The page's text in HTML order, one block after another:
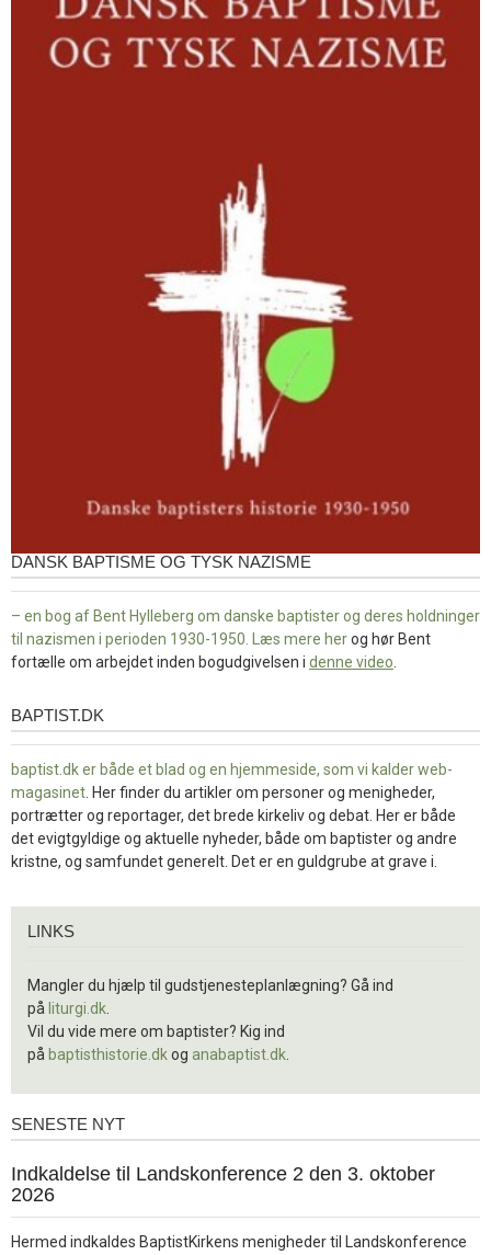
DANSK BAPTISME OG TYSK NAZISME
– en bog af Bent Hylleberg om danske baptister og deres holdninger
til nazismen i perioden 1930-1950. Læs mere herog hør Bent
fortælle om arbejdet inden bogudgivelsen i denne video
baptist.dk
BAPTIST.DK
baptist.dk er både et blad og en hjemmeside, som vi kalder web-
magasinet . Her finder du artikler om personer og menigheder,
portrætter og reportager, det brede kirkeliv og debat. Her er både
det evigtgyldige og aktuelle nyheder, både om baptister og andre
kristne, og samfundet generelt. Det er en guldgrube at grave i.
LINKS
Mangler du hjælp til gudstjenesteplanlægning? Gå ind
på liturgi.dk
Vil du vide mere om baptister? Kig ind
på baptisthistorie.dkog anabaptist.dk
Seneste
SENESTE NYT
1.
jul.
Indkaldelse til Landskonference 2 den 3. oktober
2026
Hermed indkaldes BaptistKirkens menigheder til Landskonference